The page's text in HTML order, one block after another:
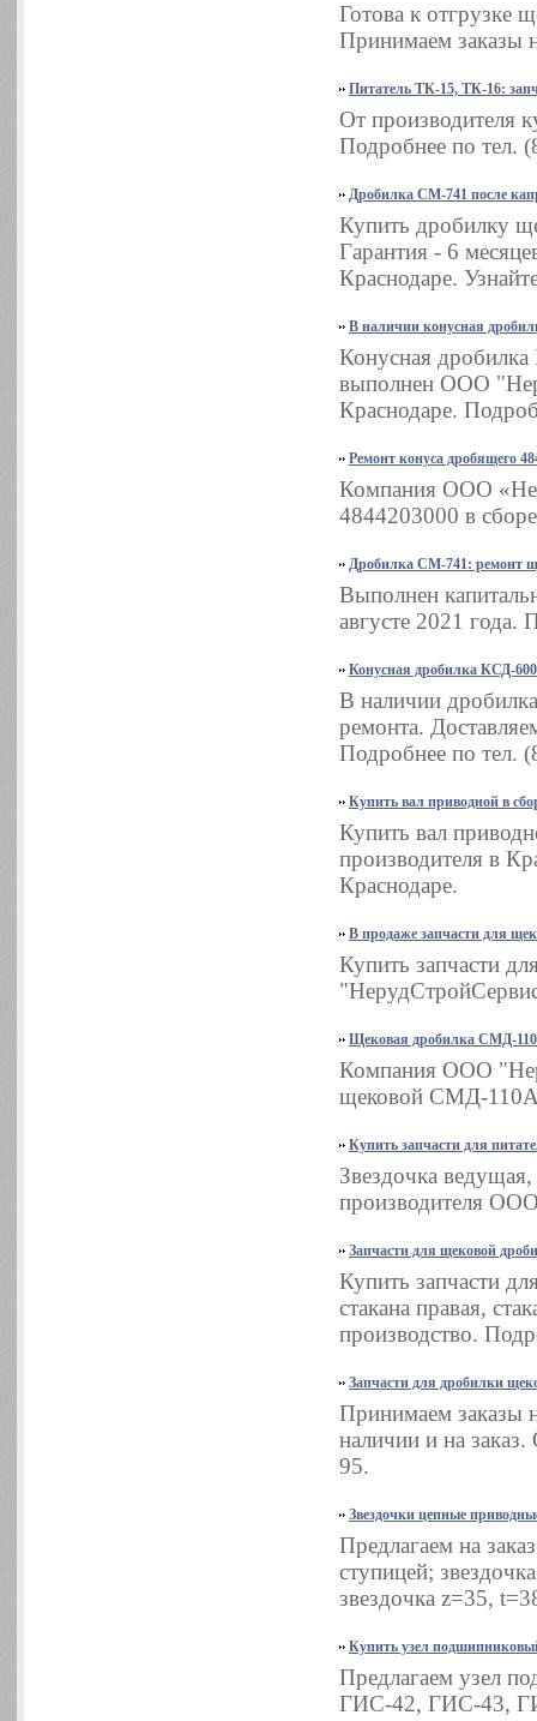
Готова к отгрузке
Принимаем заказы
Питатель ТК-15, ТК-16:
От производителя
Подробнее по тел.
Дробилка СМ-741 после
Купить дробилку
Гарантия - 6
Краснодаре.
В наличии конусная
Конусная
выполнен ООО
Краснодаре.
Ремонт конуса дробящего
Компания ООО
4844203000 в
Дробилка СМ-741: ремонт
Выполнен
августе 2021 года.
Конусная дробилка КСД-
В наличии
ремонта.
Подробнее по тел.
Купить вал приводной в
Купить вал
производителя в
Краснодаре.
В продаже запчасти для
Купить запчасти
Щековая дробилка СМД-
Компания ООО
щековой СМД-110А
Купить запчасти для
Звездочка
производителя
Запчасти для щековой
Купить запчасти
стакана правая,
производство.
Запчасти для дробилки
Принимаем заказы
наличии и на
95.
Звездочки цепные
Предлагаем на
ступицей;
звездочка z=35,
Купить узел
Предлагаем узел
ГИС-42, ГИС-43,